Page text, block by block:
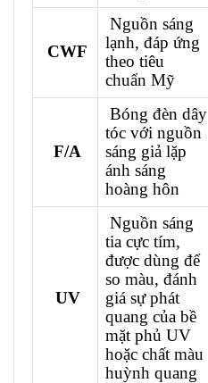
CWF
Nguồn sáng
lạnh, đáp ứng
theo tiêu
chuẩn Mỹ
F/A
Bóng đèn dây
tóc với nguồn
sáng giả lặp
ánh sáng
hoàng hôn
UV
Nguồn sáng
tia cực tím,
được dùng để
so màu, đánh
giá sự phát
quang của bề
mặt phủ UV
hoặc chất màu
huỳnh quang